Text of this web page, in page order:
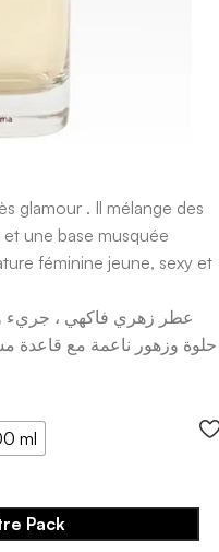
glamour . Il mélange des
une base musquée
féminine jeune, sexy et
عطر زهري فاكهي ، جريء
حلوة وزهور ناعمة مع قاعدة
ml
Pack